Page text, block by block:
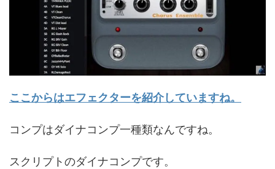
ここからはエフェクターを紹介していますね。
コンプはダイナコンプ一種類なんですね。
スクリプトのダイナコンプです。